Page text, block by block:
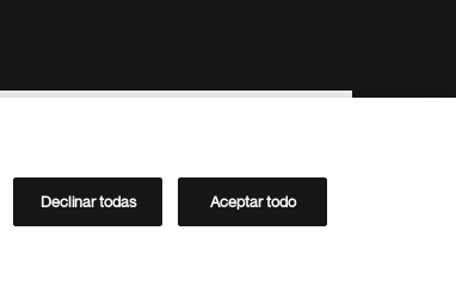
Directorio de Novartis
Declinar todas Aceptar todo